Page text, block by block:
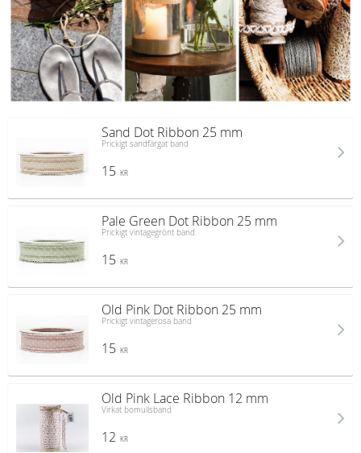
Sand Dot Ribbon 25 mm
Prickigt sandfärgat band
15 KR
Pale Green Dot Ribbon 25 mm
Prickigt vintagegrönt band
15 KR
Old Pink Dot Ribbon 25 mm
Prickigt vintagerosa band
15 KR
Old Pink Lace Ribbon 12 mm
Virkat bomullsband
12 KR